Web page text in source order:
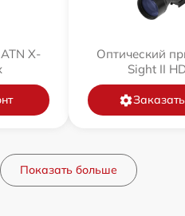
X-
Оптический
Sight II
Показать больше